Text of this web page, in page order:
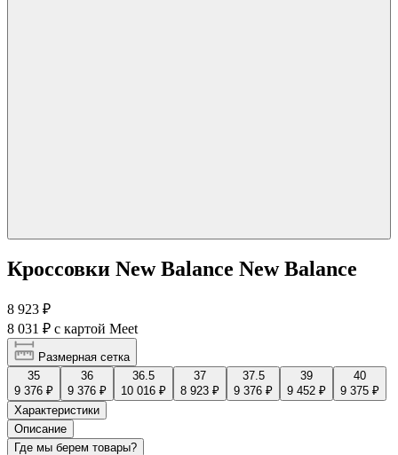
Кроссовки New Balance New Balance
8 923 ₽
8 031 ₽ с картой Meet
Размерная сетка
35
9 376 ₽
36
9 376 ₽
36.5
10 016 ₽
37
8 923 ₽
37.5
9 376 ₽
39
9 452 ₽
40
9 375 ₽
Характеристики
Описание
Где мы берем товары?